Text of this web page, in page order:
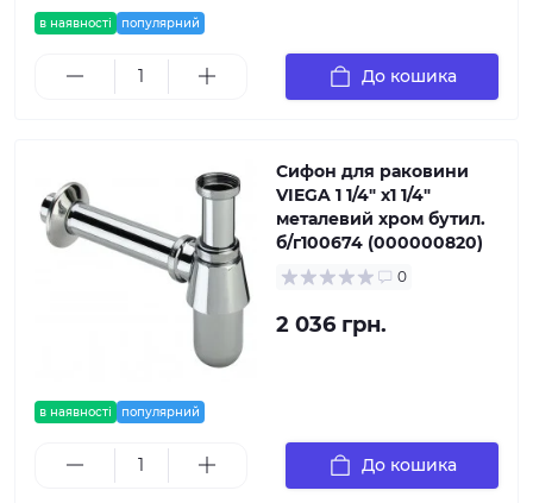
в наявності популярний
До кошика
в наявності популярний
Сифон для раковини
VIEGA 1 1/4″ х1 1/4″
металевий хром бутил.
б/г100674 (000000820)
0
2 036 грн.
До кошика